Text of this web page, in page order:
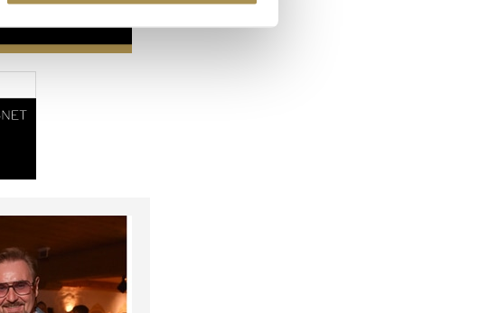
soziale Medien anbieten zu können
Partner führen diese Informationen
die sie im Rahmen Ihrer Nutzung